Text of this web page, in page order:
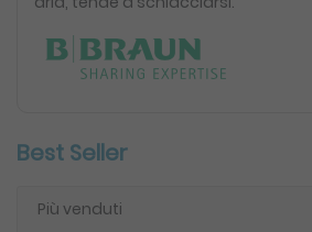
Best Seller
Più venduti